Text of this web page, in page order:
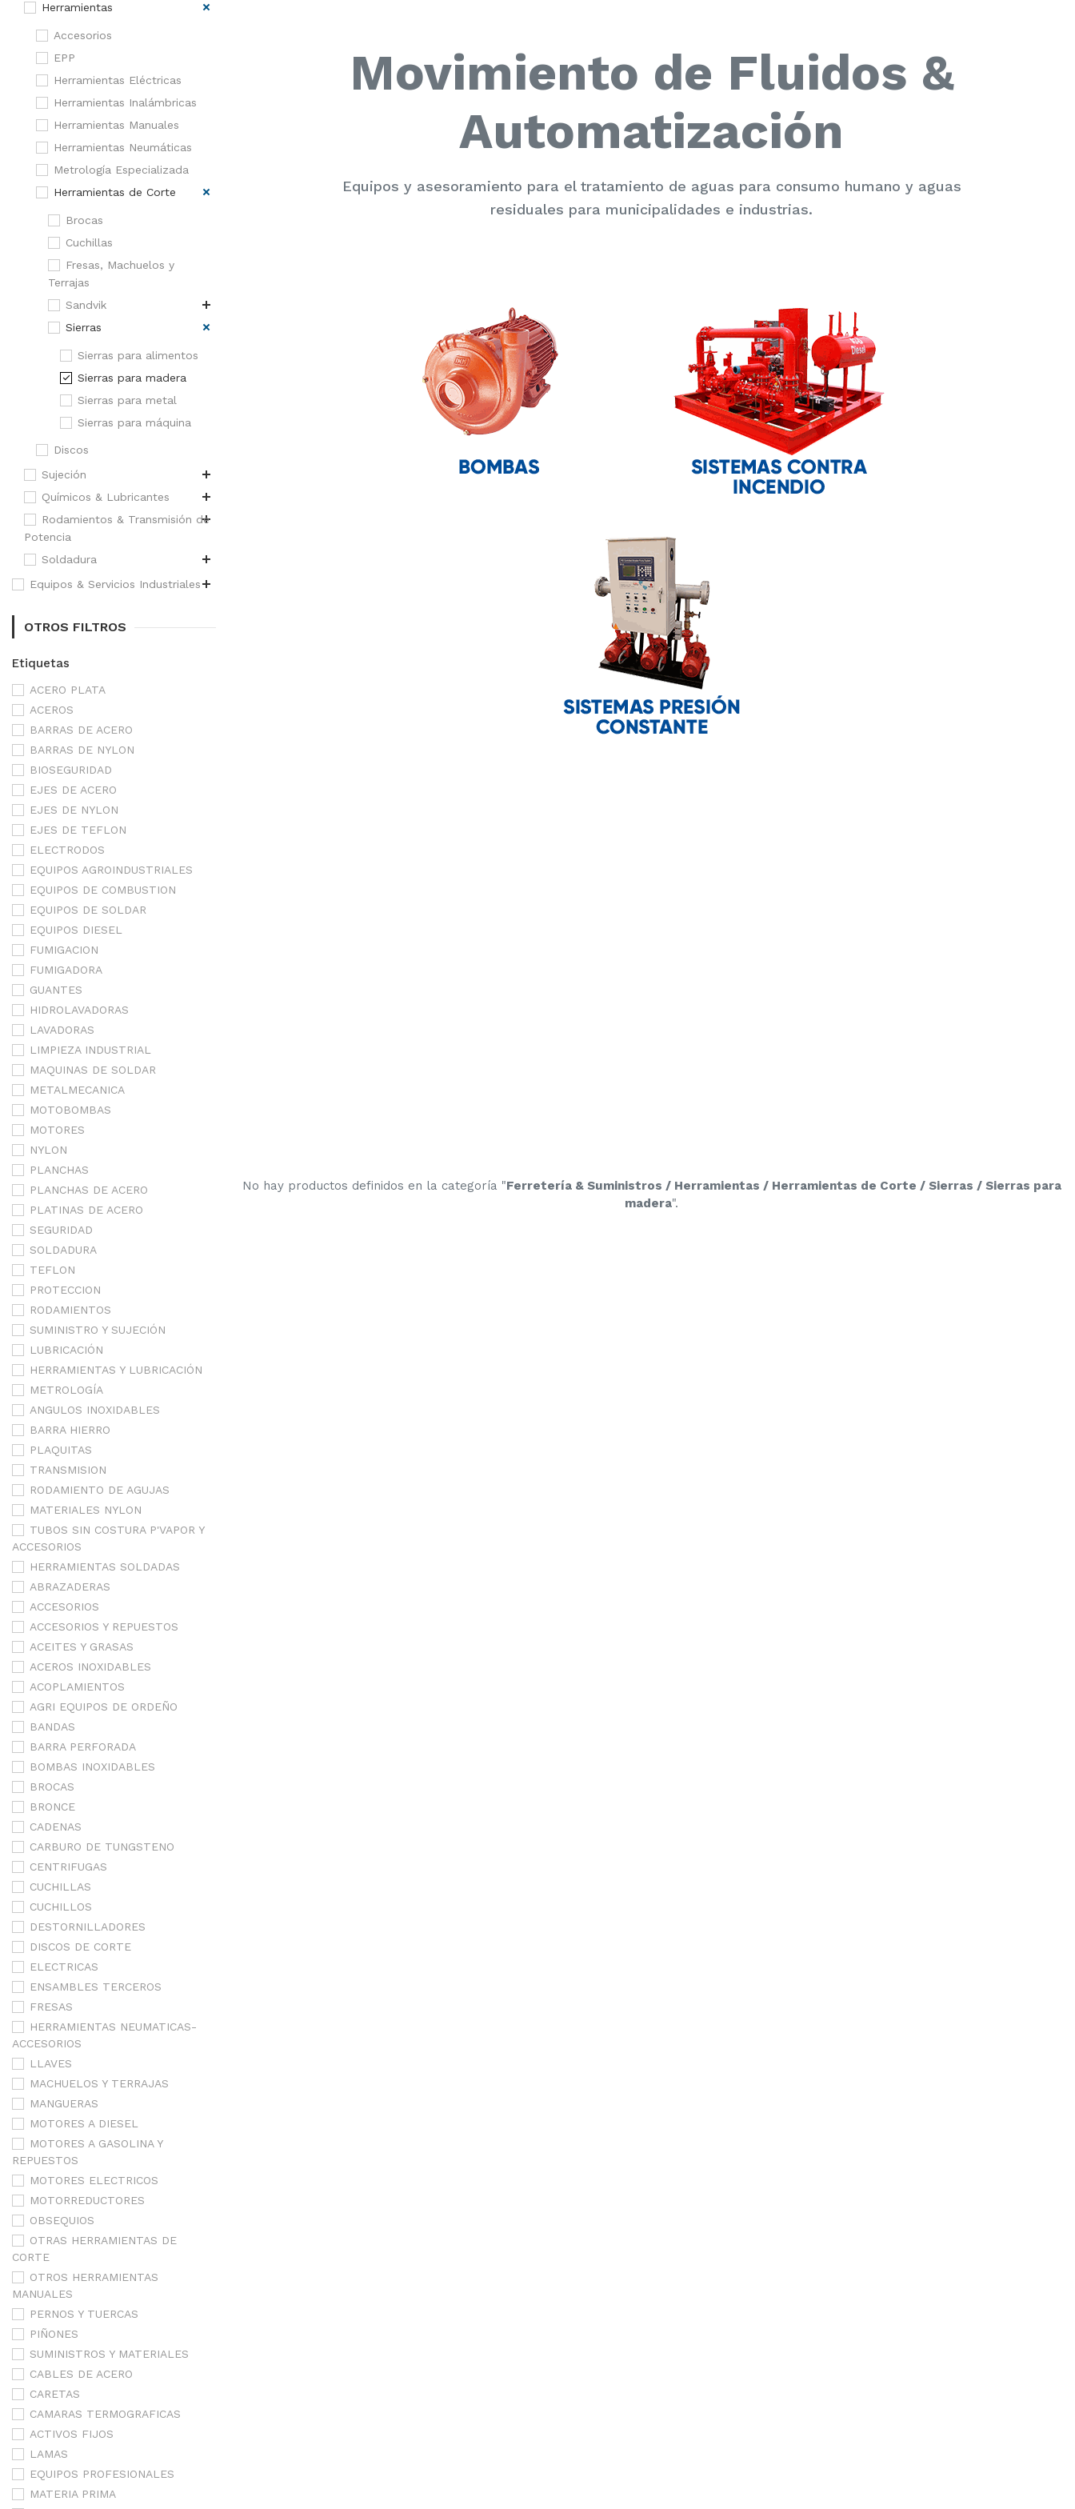
Herramientas
Accesorios
EPP
Herramientas Eléctricas
Herramientas Inalámbricas
Herramientas Manuales
Herramientas Neumáticas
Metrología Especializada
Herramientas de Corte
Brocas
Cuchillas
Fresas, Machuelos y
Terrajas
Sandvik
Sierras
Sierras para alimentos
Sierras para madera
Sierras para metal
Sierras para máquina
Discos
Sujeción
Químicos & Lubricantes
Rodamientos & Transmisión de
Potencia
Soldadura
Equipos & Servicios Industriales
OTROS FILTROS
Etiquetas
ACERO PLATA
ACEROS
BARRAS DE ACERO
BARRAS DE NYLON
BIOSEGURIDAD
EJES DE ACERO
EJES DE NYLON
EJES DE TEFLON
ELECTRODOS
EQUIPOS AGROINDUSTRIALES
EQUIPOS DE COMBUSTION
EQUIPOS DE SOLDAR
EQUIPOS DIESEL
FUMIGACION
FUMIGADORA
GUANTES
HIDROLAVADORAS
LAVADORAS
LIMPIEZA INDUSTRIAL
MAQUINAS DE SOLDAR
METALMECANICA
MOTOBOMBAS
MOTORES
NYLON
PLANCHAS
PLANCHAS DE ACERO
PLATINAS DE ACERO
SEGURIDAD
SOLDADURA
TEFLON
PROTECCION
RODAMIENTOS
SUMINISTRO Y SUJECIÓN
LUBRICACIÓN
HERRAMIENTAS Y LUBRICACIÓN
METROLOGÍA
ANGULOS INOXIDABLES
BARRA HIERRO
PLAQUITAS
TRANSMISION
RODAMIENTO DE AGUJAS
MATERIALES NYLON
TUBOS SIN COSTURA P'VAPOR Y
ACCESORIOS
HERRAMIENTAS SOLDADAS
ABRAZADERAS
ACCESORIOS
ACCESORIOS Y REPUESTOS
ACEITES Y GRASAS
ACEROS INOXIDABLES
ACOPLAMIENTOS
AGRI EQUIPOS DE ORDEÑO
BANDAS
BARRA PERFORADA
BOMBAS INOXIDABLES
BROCAS
BRONCE
CADENAS
CARBURO DE TUNGSTENO
CENTRIFUGAS
CUCHILLAS
CUCHILLOS
DESTORNILLADORES
DISCOS DE CORTE
ELECTRICAS
ENSAMBLES TERCEROS
FRESAS
HERRAMIENTAS NEUMATICAS-
ACCESORIOS
LLAVES
MACHUELOS Y TERRAJAS
MANGUERAS
MOTORES A DIESEL
MOTORES A GASOLINA Y
REPUESTOS
MOTORES ELECTRICOS
MOTORREDUCTORES
OBSEQUIOS
OTRAS HERRAMIENTAS DE
CORTE
OTROS HERRAMIENTAS
MANUALES
PERNOS Y TUERCAS
PIÑONES
SUMINISTROS Y MATERIALES
CABLES DE ACERO
CARETAS
CAMARAS TERMOGRAFICAS
ACTIVOS FIJOS
LAMAS
EQUIPOS PROFESIONALES
MATERIA PRIMA
Movimiento de Fluidos &
Automatización
Equipos y asesoramiento para el tratamiento de aguas para consumo humano y aguas
residuales para municipalidades e industrias.
No hay productos definidos en la categoría "Ferretería & Suministros / Herramientas / Herramientas de Corte / Sierras / Sierras para
madera".